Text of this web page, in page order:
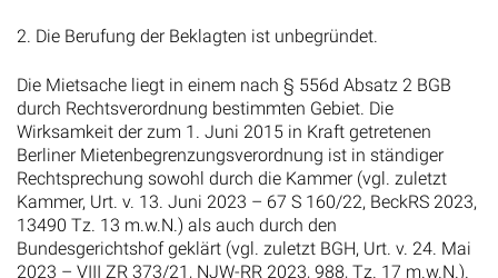
2. Die Berufung der Beklagten ist unbegründet.
Die Mietsache liegt in einem nach § 556d Absatz 2 BGB
durch Rechtsverordnung bestimmten Gebiet. Die
Wirksamkeit der zum 1. Juni 2015 in Kraft getretenen
Berliner Mietenbegrenzungsverordnung ist in ständiger
Rechtsprechung sowohl durch die Kammer (vgl. zuletzt
Kammer, Urt. v. 13. Juni 2023 – 67 S 160/22, BeckRS 2023,
13490 Tz. 13 m.w.N.) als auch durch den
Bundesgerichtshof geklärt (vgl. zuletzt BGH, Urt. v. 24. Mai
2023 – VIII ZR 373/21, NJW-RR 2023, 988, Tz. 17 m.w.N.).